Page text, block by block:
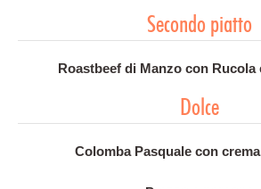
Secondo piatto
Roastbeef di Manzo con Rucola
Dolce
Colomba Pasquale con